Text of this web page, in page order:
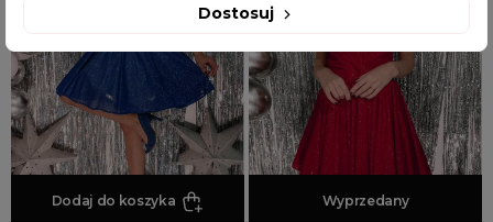
Dodaj do koszyka Dodaj do koszyka
Wyprzedany
Dostosuj